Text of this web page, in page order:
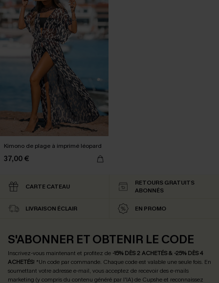
Kimono de plage à imprimé léopard
37,00 €
CARTE CATEAU
RETOURS GRATUITS
ABONNÉS
LIVRAISON ÉCLAIR EN PROMO
S'ABONNER ET OBTENIR LE CODE
Inscrivez-vous maintenant et profitez de -15% DÈS 2 ACHETÉS & -25% DÈS 4
ACHETÉS! *Un code par commande. Chaque code est valable une seule fois. En
soumettant votre adresse e-mail, vous acceptez de recevoir des e-mails
marketing (y compris du contenu généré par l'IA) de Cupshe et reconnaissez